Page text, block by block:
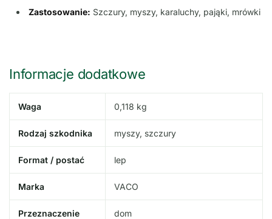
Zastosowanie: Szczury, myszy, karaluchy, pająki, mrówki
Informacje dodatkowe
Waga 0,118 kg
Rodzaj szkodnika myszy, szczury
Format / postać lep
Marka VACO
Przeznaczenie dom